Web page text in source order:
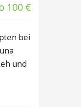
100 €
bei
und